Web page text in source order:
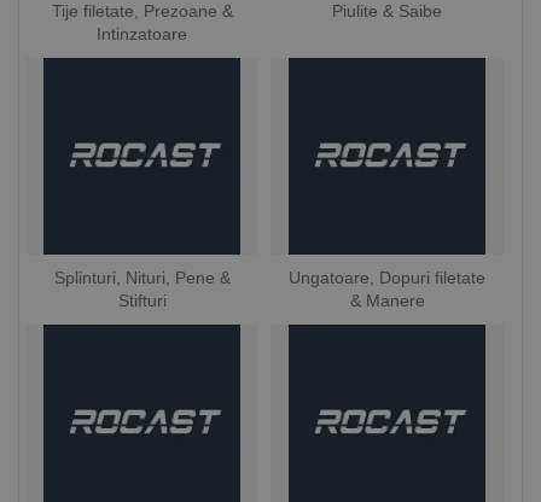
Tije filetate, Prezoane &
Intinzatoare
Piulite & Saibe
Splinturi, Nituri, Pene &
Stifturi
Ungatoare, Dopuri filetate
& Manere